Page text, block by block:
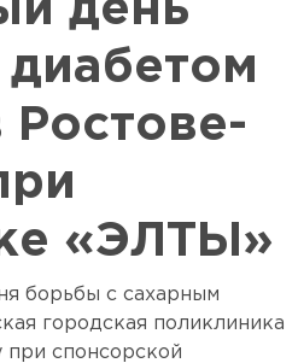
день
«ЭЛТЫ»
борьбы с сахарным
городская поликлиника
спонсорской